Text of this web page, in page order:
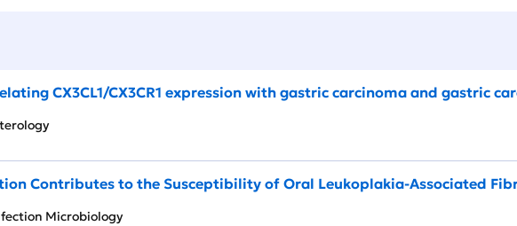
CX3CL1/CX3CR1 expression with gastric carcinoma and gastric
Contributes to the Susceptibility of Oral Leukoplakia-Associated
Microbiology